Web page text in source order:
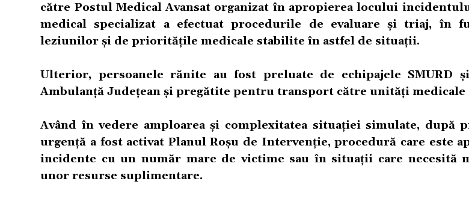
către Postul Medical Avansat organizat în apropierea locului
medical specializat a efectuat procedurile de evaluare și triaj, în
leziunilor și de prioritățile medicale stabilite în astfel de situații.
Ulterior, persoanele rănite au fost preluate de echipajele SMURD
Ambulanță Județean și pregătite pentru transport către unități medicale
Având în vedere amploarea și complexitatea situației simulate, după
urgență a fost activat Planul Roșu de Intervenție, procedură care este
incidente cu un număr mare de victime sau în situații care necesită
unor resurse suplimentare.